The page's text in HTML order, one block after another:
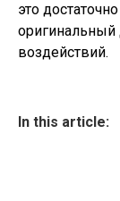
это
оригинальный
воздействий.
In this article: